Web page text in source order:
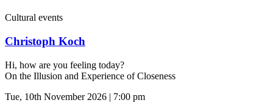
Cultural events
Christoph Koch
Hi, how are you feeling today?
On the Illusion and Experience of Closeness
Tue, 10th November 2026 | 7:00 pm